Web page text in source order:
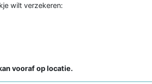
wilt verzekeren:
vooraf op locatie.